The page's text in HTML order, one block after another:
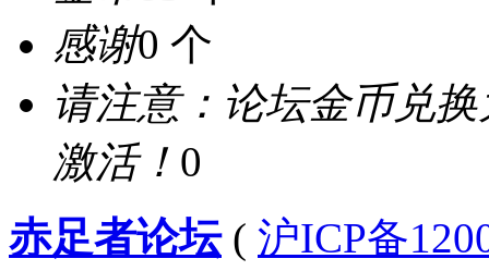
感谢0 个
请注意：论坛金币兑
激活！ 0
赤足者论坛( 沪ICP备